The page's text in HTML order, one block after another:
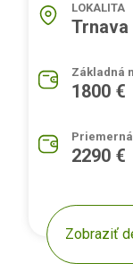
LOKALITA
Trnava
Základná
1800 €
2290 €
Zobraziť